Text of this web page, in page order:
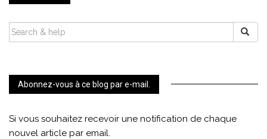
SEARCH
FOR:
Abonnez-vous à ce blog par e-mail.
Si vous souhaitez recevoir une notification de chaque
nouvel article par email.